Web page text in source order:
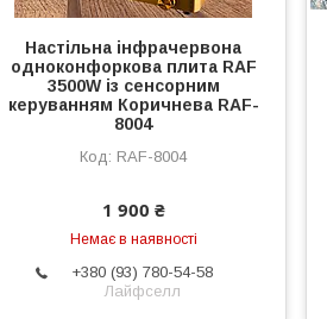
Настільна інфрачервона
одноконфоркова плита RAF
3500W із сенсорним
керуванням Коричнева RAF-
8004
RAF-8004
1 900 ₴
Немає в наявності
+380 (93) 780-54-58
Лайфселл